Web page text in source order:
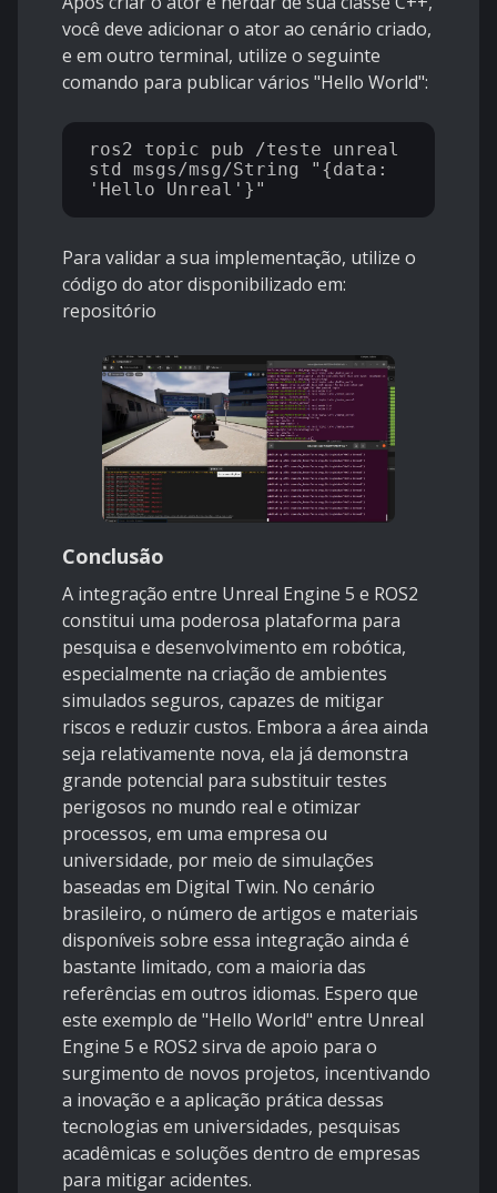
você deve adicionar o ator ao cenário criado,
e em outro terminal, utilize o seguinte
comando para publicar vários "Hello World":
ros2 topic pub /teste_unreal
std_msgs/msg/String "{data:
Para validar a sua implementação, utilize o
código do ator disponibilizado em:
repositório
Conclusão
A integração entre Unreal Engine 5 e ROS2
constitui uma poderosa plataforma para
pesquisa e desenvolvimento em robótica,
especialmente na criação de ambientes
simulados seguros, capazes de mitigar
riscos e reduzir custos. Embora a área ainda
seja relativamente nova, ela já demonstra
grande potencial para substituir testes
perigosos no mundo real e otimizar
processos, em uma empresa ou
universidade, por meio de simulações
baseadas em Digital Twin. No cenário
brasileiro, o número de artigos e materiais
disponíveis sobre essa integração ainda é
bastante limitado, com a maioria das
referências em outros idiomas. Espero que
este exemplo de "Hello World" entre Unreal
Engine 5 e ROS2 sirva de apoio para o
surgimento de novos projetos, incentivando
a inovação e a aplicação prática dessas
tecnologias em universidades, pesquisas
acadêmicas e soluções dentro de empresas
para mitigar acidentes.